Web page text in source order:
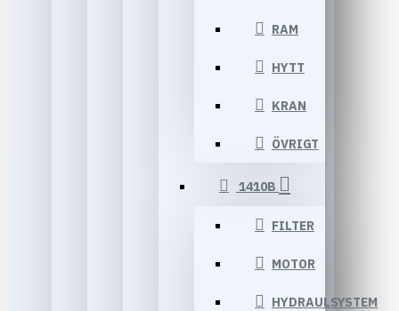
RAM
HYTT
KRAN
ÖVRIGT
1410B
FILTER
MOTOR
HYDRAULSYSTEM